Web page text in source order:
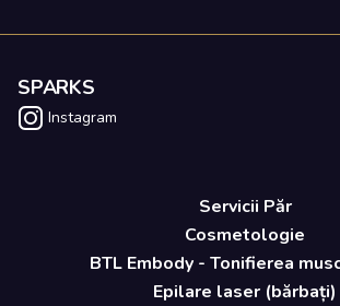
SPARKS
Instagram
Servicii Păr
Cosmetologie
BTL Embody - Tonifierea
Epilare laser (bărbați)